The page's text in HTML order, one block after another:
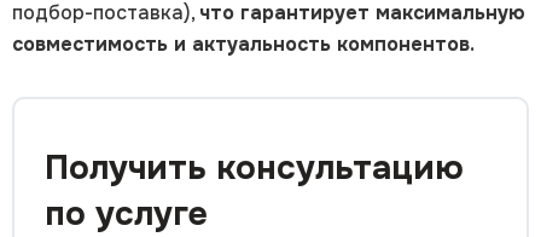
подбор-поставка),что гарантирует максимальную
совместимость и актуальность компонентов.
Получить консультацию
по услуге